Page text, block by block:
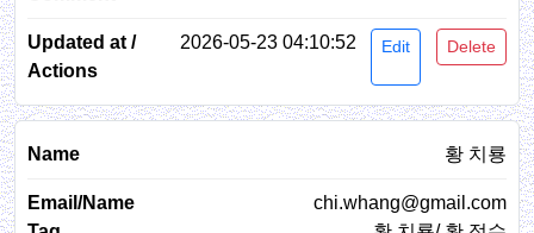
2026-05-23 04:10:52 Edit Delete
황 치룡
chi.whang@gmail.com